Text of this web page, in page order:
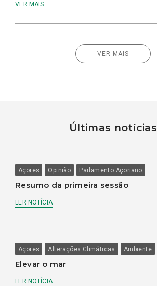
VER MAIS
VER MAIS
Últimas notícias
Açores Opinião Parlamento Açoriano
Resumo da primeira sessão
LER NOTÍCIA
Açores Alterações Climáticas Ambiente
Elevar o mar
LER NOTÍCIA